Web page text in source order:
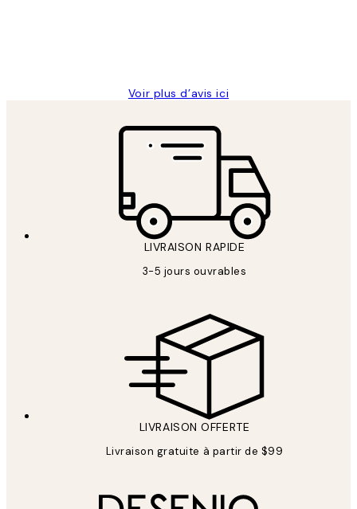
Voir plus d’avis ici
LIVRAISON RAPIDE
3-5 jours ouvrables
LIVRAISON OFFERTE
Livraison gratuite à partir de $99